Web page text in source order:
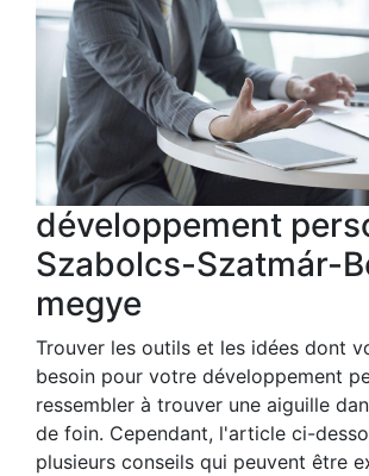
développement
Szabolcs-Szatmár-
megye
Trouver les outils et les idées dont
besoin pour votre développement
ressembler à trouver une aiguille
de foin. Cependant, l'article ci-
plusieurs conseils qui peuvent être